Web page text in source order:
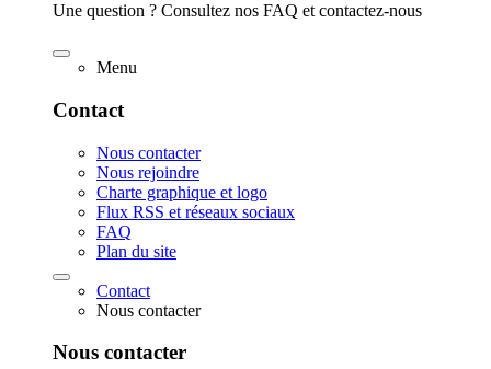
Une question ? Consultez nos FAQ et contactez-nous
Menu
Contact
Nous contacter
Nous rejoindre
Charte graphique et logo
Flux RSS et réseaux sociaux
FAQ
Plan du site
Contact
Nous contacter
Nous contacter